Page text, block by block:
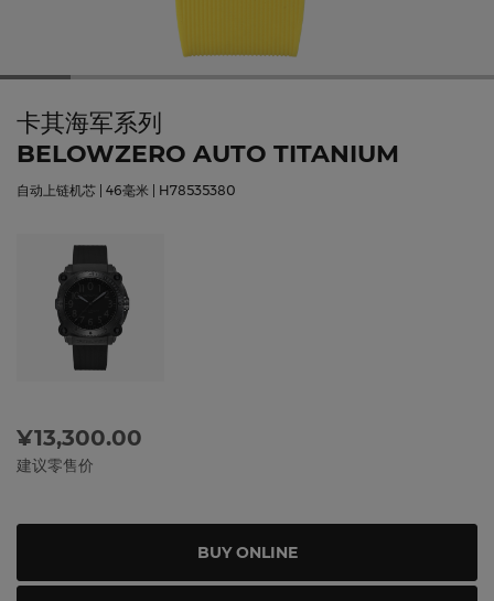
卡其海军系列
BELOWZERO AUTO TITANIUM
自动上链机芯 | 46毫米 | H78535380
¥13,300.00
建议零售价
BUY ONLINE